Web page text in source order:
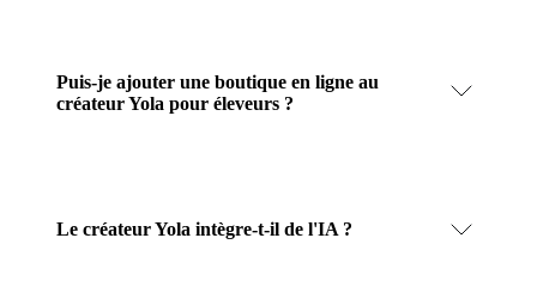
Puis-je ajouter une boutique en ligne au
créateur Yola pour éleveurs ?
Le créateur Yola intègre-t-il de l'IA ?